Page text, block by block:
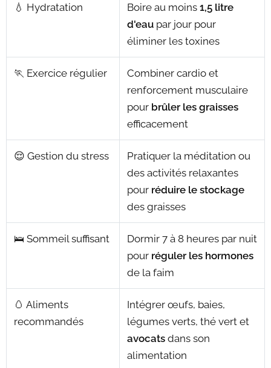
💧 Hydratation Boire au moins 1,5 litre
d'eau par jour pour
éliminer les toxines
🏃 Exercice régulier
Combiner cardio et
renforcement musculaire
pour brûler les graisses
efficacement
😌 Gestion du stress
Pratiquer la méditation ou
des activités relaxantes
pour réduire le stockage
des graisses
🛌 Sommeil suffisant
Dormir 7 à 8 heures par nuit
pour réguler les hormones
de la faim
🥚 Aliments
recommandés
Intégrer œufs, baies,
légumes verts, thé vert et
avocats dans son
alimentation